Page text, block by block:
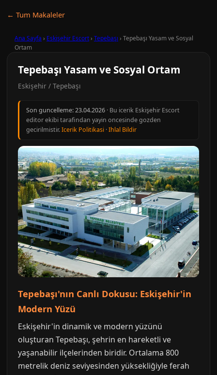
← Tum Makaleler
Ana Sayfa › Eskişehir Escort› Tepebaşı › Tepebaşı Yasam ve Sosyal
Ortam
Tepebaşı Yasam ve Sosyal Ortam
Eskişehir / Tepebaşı
Son guncelleme:23.04.2026 · Bu icerik Eskişehir Escort
editor ekibi tarafindan yayin oncesinde gozden
gecirilmistir.Icerik Politikasi ·Ihlal Bildir
Tepebaşı'nın Canlı Dokusu: Eskişehir'in
Modern Yüzü
Eskişehir'in dinamik ve modern yüzünü
oluşturan Tepebaşı, şehrin en hareketli ve
yaşanabilir ilçelerinden biridir. Ortalama 800
metrelik deniz seviyesinden yüksekliğiyle ferah